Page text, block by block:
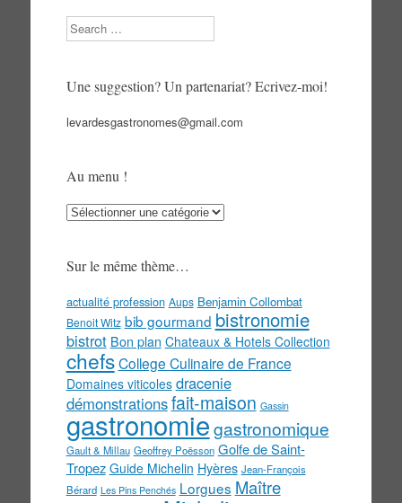
Search
Une suggestion? Un partenariat? Ecrivez-moi!
levardesgastronomes@gmail.com
Au menu !
Au
Sur le même thème…
actualité profession Aups Benjamin Collombat
Benoit Witz bib gourmand bistronomie
bistrot Bon plan Chateaux & Hotels Collection
chefs College Culinaire de France
Domaines viticoles dracenie
démonstrationsfait-maison Gassin
gastronomiegastronomique
Gault & Millau Geoffrey Poësson Golfe de Saint-
Tropez Guide Michelin Hyères Jean-François
Bérard Les Pins Penchés Lorgues Maître